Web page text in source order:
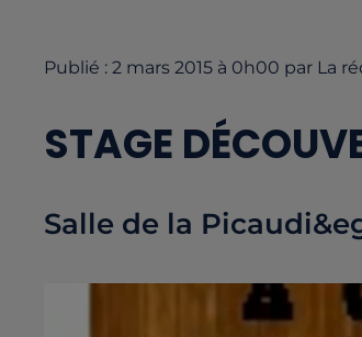
Publié : 2 mars 2015 à 0h00 par La
STAGE
Salle de la